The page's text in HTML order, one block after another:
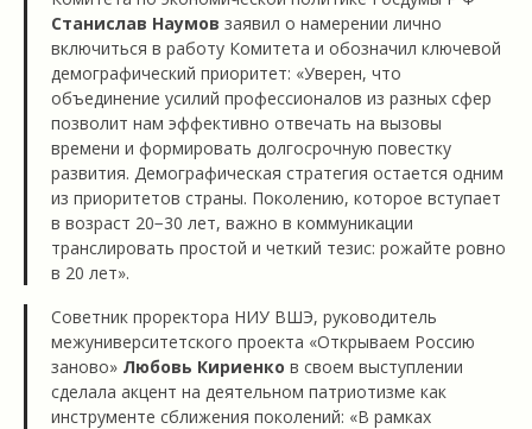
Станислав Наумов заявил о намерении лично
включиться в работу Комитета и обозначил ключевой
демографический приоритет: «Уверен, что
объединение усилий профессионалов из разных сфер
позволит нам эффективно отвечать на вызовы
времени и формировать долгосрочную повестку
развития. Демографическая стратегия остается одним
из приоритетов страны. Поколению, которое вступает
в возраст 20−30 лет, важно в коммуникации
транслировать простой и четкий тезис: рожайте ровно
в 20 лет».
Советник проректора НИУ ВШЭ, руководитель
межуниверситетского проекта «Открываем Россию
заново» Любовь Кириенко в своем выступлении
сделала акцент на деятельном патриотизме как
инструменте сближения поколений: «В рамках